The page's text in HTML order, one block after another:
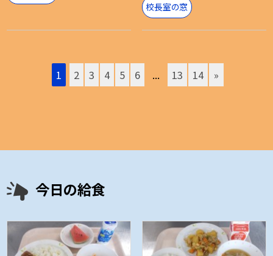
校長室の窓
1 2 3 4 5 6 ... 13 14 »
今日の給食